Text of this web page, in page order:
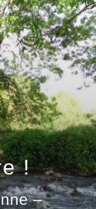
!
–